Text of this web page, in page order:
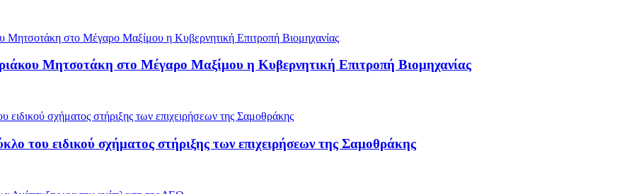
Μητσοτάκη στο Μέγαρο Μαξίμου η Κυβερνητική Επιτροπή Βιομηχανίας
του ειδικού σχήματος στήριξης των επιχειρήσεων της Σαμοθράκης